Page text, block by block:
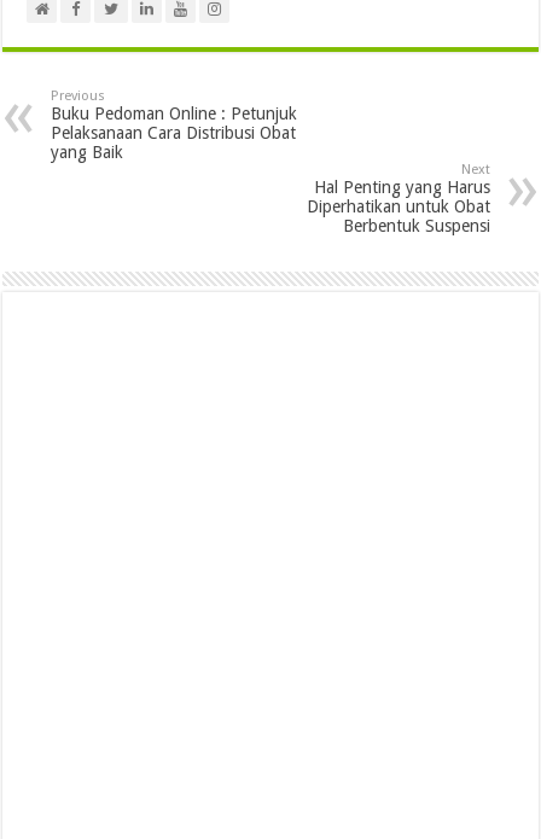
Previous
Buku Pedoman Online : Petunjuk
Pelaksanaan Cara Distribusi Obat
yang Baik
Next
Hal Penting yang Harus
Diperhatikan untuk Obat
Berbentuk Suspensi